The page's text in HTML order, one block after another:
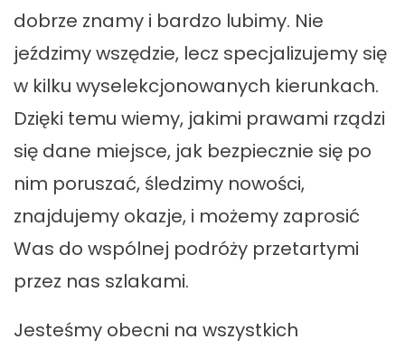
dobrze znamy i bardzo lubimy. Nie
jeździmy wszędzie, lecz specjalizujemy się
w kilku wyselekcjonowanych kierunkach.
Dzięki temu wiemy, jakimi prawami rządzi
się dane miejsce, jak bezpiecznie się po
nim poruszać, śledzimy nowości,
znajdujemy okazje, i możemy zaprosić
Was do wspólnej podróży przetartymi
przez nas szlakami.
Jesteśmy obecni na wszystkich